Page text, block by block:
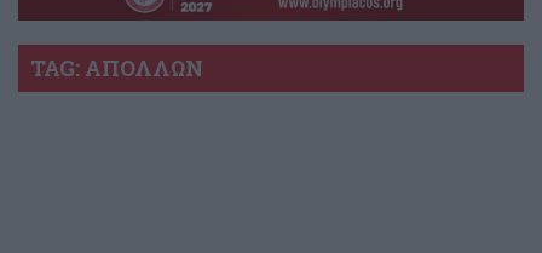
TAG: ΑΠΟΛΛΩΝ